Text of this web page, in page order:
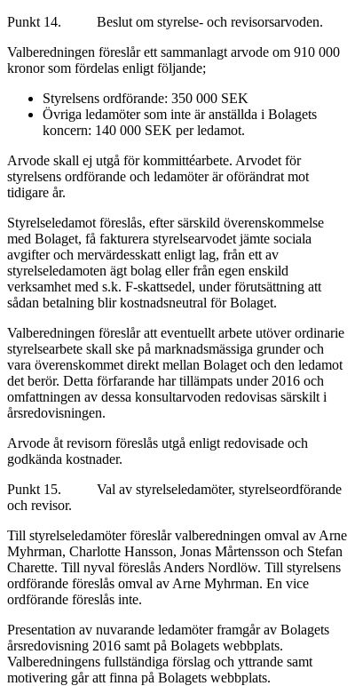
Punkt 14. Beslut om styrelse- och revisorsarvoden.
Valberedningen föreslår ett sammanlagt arvode om 910 000
kronor som fördelas enligt följande;
Styrelsens ordförande: 350 000 SEK
Övriga ledamöter som inte är anställda i Bolagets
koncern: 140 000 SEK per ledamot.
Arvode skall ej utgå för kommittéarbete. Arvodet för
styrelsens ordförande och ledamöter är oförändrat mot
tidigare år.
Styrelseledamot föreslås, efter särskild överenskommelse
med Bolaget, få fakturera styrelsearvodet jämte sociala
avgifter och mervärdesskatt enligt lag, från ett av
styrelseledamoten ägt bolag eller från egen enskild
verksamhet med s.k. F-skattsedel, under förutsättning att
sådan betalning blir kostnadsneutral för Bolaget.
Valberedningen föreslår att eventuellt arbete utöver ordinarie
styrelsearbete skall ske på marknadsmässiga grunder och
vara överenskommet direkt mellan Bolaget och den ledamot
det berör. Detta förfarande har tillämpats under 2016 och
omfattningen av dessa konsultarvoden redovisas särskilt i
årsredovisningen.
Arvode åt revisorn föreslås utgå enligt redovisade och
godkända kostnader.
Punkt 15. Val av styrelseledamöter, styrelseordförande
och revisor.
Till styrelseledamöter föreslår valberedningen omval av Arne
Myhrman, Charlotte Hansson, Jonas Mårtensson och Stefan
Charette. Till nyval föreslås Anders Nordlöw. Till styrelsens
ordförande föreslås omval av Arne Myhrman. En vice
ordförande föreslås inte.
Presentation av nuvarande ledamöter framgår av Bolagets
årsredovisning 2016 samt på Bolagets webbplats.
Valberedningens fullständiga förslag och yttrande samt
motivering går att finna på Bolagets webbplats.